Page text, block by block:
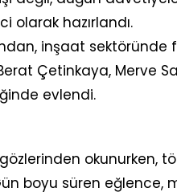
olarak hazırlandı.
inşaat
Çetinkaya, Merve
evlendi.
okunurken,
boyu süren eğlence,